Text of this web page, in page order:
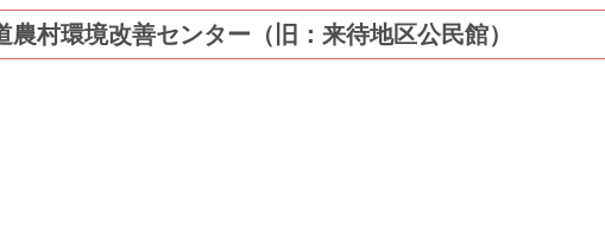
農村環境改善センター（旧：来待地区公民館）